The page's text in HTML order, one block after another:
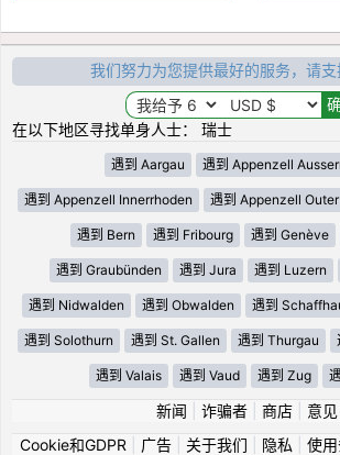
我们努力为您提供最好的服务，请支
在以下地区寻找单身人士： 瑞士
遇到 Aargau 遇到 Appenzell
遇到 Appenzell Innerrhoden 遇到 Appenzell
遇到 Bern 遇到 Fribourg 遇到 Genève
遇到 Graubünden 遇到 Jura 遇到 Luzern
遇到 Nidwalden 遇到 Obwalden 遇到
遇到 Solothurn 遇到 St. Gallen 遇到 Thurgau
遇到 Valais 遇到 Vaud 遇到 Zug
新闻 诈骗者| 商店| 意见
Cookie和GDPR
广告| 关于我们 隐私 使